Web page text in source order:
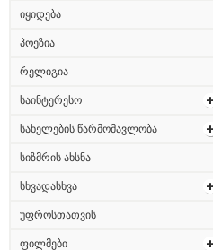
იყიდება
პოეზია
რელიგია
საინტერესო
სახელების წარმომავლობა
სიზმრის ახსნა
სხვადასხვა
უფროსთათვის
ფილმები